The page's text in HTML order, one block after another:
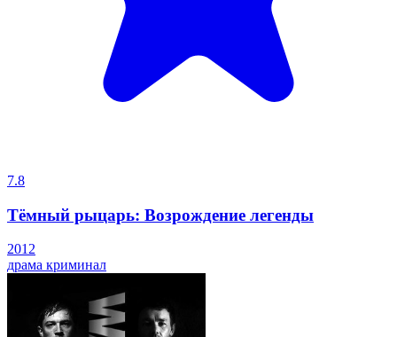
7.8
Тёмный рыцарь: Возрождение легенды
2012
драма криминал